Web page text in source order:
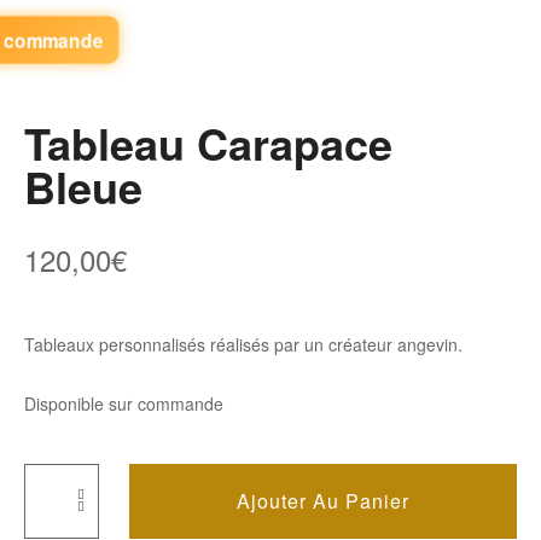
Tableau Carapace
Bleue
120,00€
Tableaux personnalisés réalisés par un créateur angevin.
Disponible sur commande
Quantité
Ajouter Au Panier